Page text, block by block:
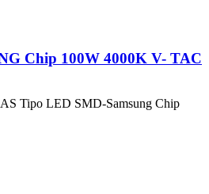
Chip 100W 4000K V- TAC
LED SMD-Samsung Chip